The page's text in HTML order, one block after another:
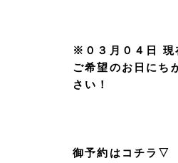
※０３月０４ 日
ご希望のお日にち
さい！
御予約はコチラ▽